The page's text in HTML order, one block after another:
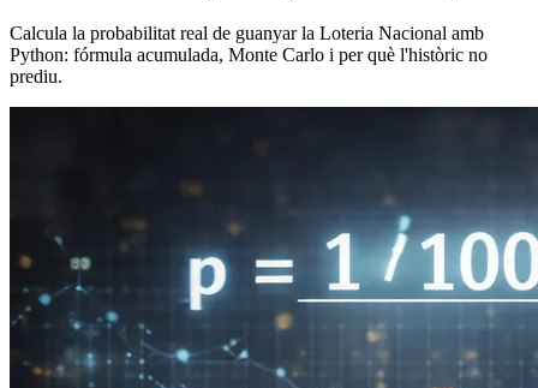
Calcula la probabilitat real de guanyar la Loteria Nacional amb
Python: fórmula acumulada, Monte Carlo i per què l'històric no
prediu.